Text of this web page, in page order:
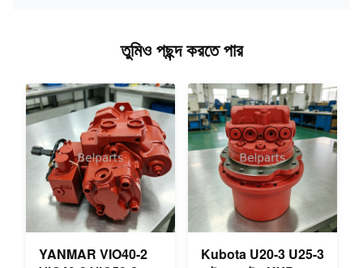
তুমিও পছন্দ করতে পার
YANMAR VIO40-2
Kubota U20-3 U25-3